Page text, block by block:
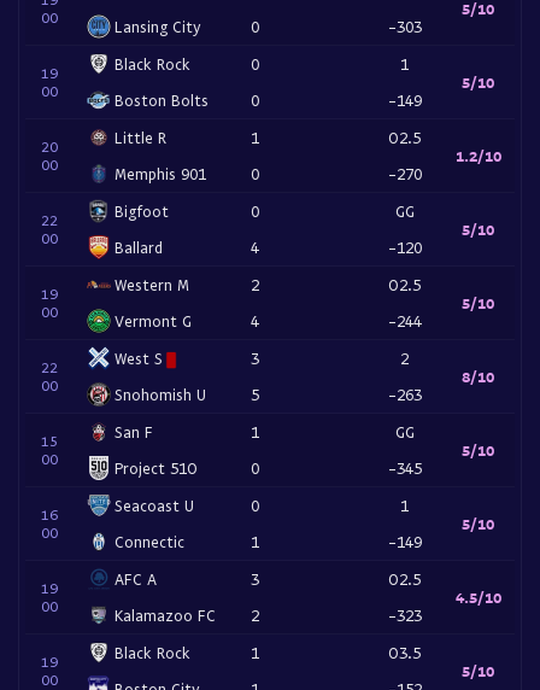
00
Lansing City 0 -303
5/10
19
00
Black Rock
Boston Bolts
0
0
1
-149
5/10
20
00
Little R
Memphis 901
1
0
O2.5
-270
1.2/10
22
00
Bigfoot
Ballard
0
4
GG
-120
5/10
19
00
Western M
Vermont G
2
4
O2.5
-244
5/10
22
00
West S
Snohomish U
3
5
2
-263
8/10
15
00
San F
Project 51O
1
0
GG
-345
5/10
16
00
Seacoast U
Connectic
0
1
1
-149
5/10
19
00
AFC A
Kalamazoo FC
3
2
O2.5
-323
4.5/10
19
00
Black Rock
1
O3.5
5/10